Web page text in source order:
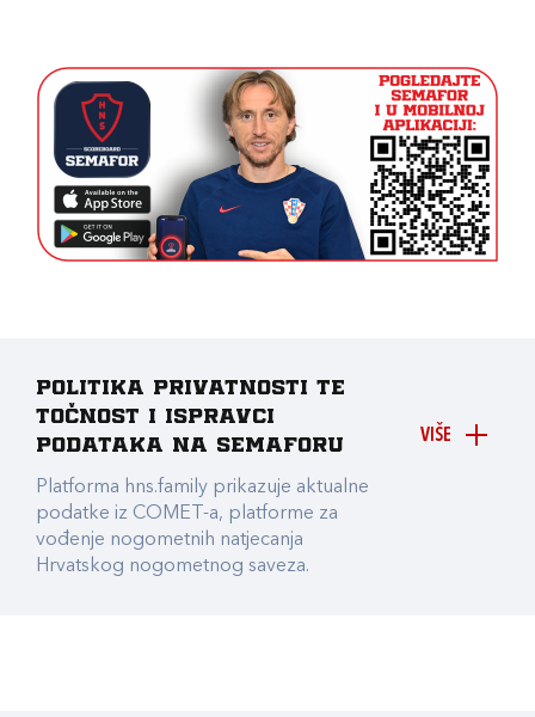
VIŠE
Politika privatnosti te
točnost i ispravci
podataka na Semaforu
Platforma hns.family prikazuje aktualne
podatke iz COMET-a, platforme za
vođenje nogometnih natjecanja
Hrvatskog nogometnog saveza.